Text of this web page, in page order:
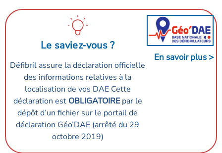
Le saviez-vous ?
Défibril assure la déclaration officielle
des informations relatives à la
localisation de vos DAE Cette
déclaration est OBLIGATOIREpar le
dépôt d’un fichier sur le portail de
déclaration Géo’DAE (arrêté du 29
octobre 2019)